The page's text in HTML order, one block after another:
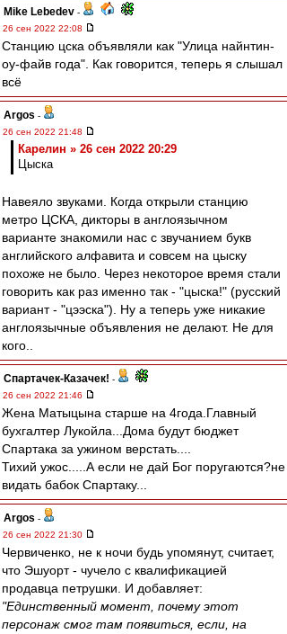
Mike Lebedev -
26 сен 2022 22:08
Станцию цска объявляли как "Улица найнтин-
оу-файв года". Как говорится, теперь я слышал
всё
Argos -
26 сен 2022 21:48
Карелин » 26 сен 2022 20:29
Цыска
Навеяло звуками. Когда открыли станцию
метро ЦСКА, дикторы в англоязычном
варианте знакомили нас с звучанием букв
английского алфавита и совсем на цыску
похоже не было. Через некоторое время стали
говорить как раз именно так - "цыска!" (русский
вариант - "цээска"). Ну а теперь уже никакие
англоязычные объявления не делают. Не для
кого..
Спартачек-Казачек! -
26 сен 2022 21:46
Жена Матыцына старше на 4года.Главный
бухгалтер Лукойла...Дома будут бюджет
Спартака за ужином верстать....
Тихий ужос.....А если не дай Бог поругаются?не
видать бабок Спартаку...
Argos -
26 сен 2022 21:30
Червиченко, не к ночи будь упомянут, считает,
что Эшуорт - чучело с квалификацией
продавца петрушки. И добавляет:
"Единственный момент, почему этот
персонаж смог там появиться, если, на